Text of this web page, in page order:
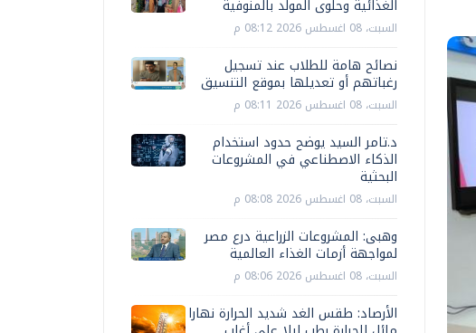
الغذائية وحلوى المولد بالمنوفية
السبت، 08 اغسطس 2026 08:12 م
نصائح هامة للطلاب عند تسجيل
رغباتهم أو تعديلها بموقع التنسيق
السبت، 08 اغسطس 2026 08:11 م
د.تامر السيد يوضح حدود استخدام
الذكاء الاصطناعي في المشروعات
البحثية
السبت، 08 اغسطس 2026 08:08 م
وهبى: المشروعات الزراعية درع مصر
لمواجهة أزمات الغذاء العالمية
السبت، 08 اغسطس 2026 08:06 م
الأرصاد: طقس الغد شديد الحرارة نهارا